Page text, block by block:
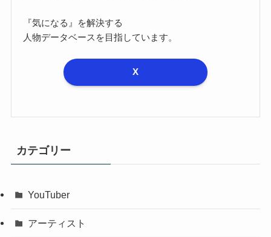
『気になる』を解決する
人物データベースを目指しています。
X
カテゴリー
YouTuber
アーティスト